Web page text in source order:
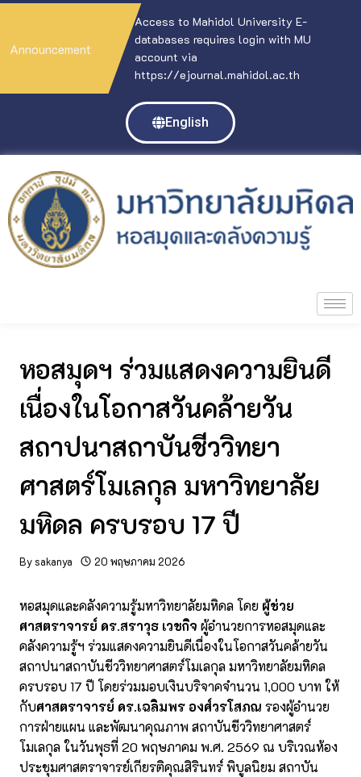
Announcement
Access to Mahidol University E-
databases requires login with MU
account via
https://ejournal.mahidol.ac.th
English
หอสมุดฯ ร่วมแสดงความยินดี
เนื่องในโอกาสวันคล้ายวัน
สถาปนาสถาบันชีววิทยา
ศาสตร์โมเลกุล มหาวิทยาลัย
มหิดล ครบรอบ 17 ปี
By sakanya 20 พฤษภาคม 2026
หอสมุดและคลังความรู้มหาวิทยาลัยมหิดล โดย ผู้ช่วย
ศาสตราจารย์ ดร.สราวุธ เวชกิจ ผู้อำนวยการหอสมุดและ
คลังความรู้ฯ ร่วมแสดงความยินดีเนื่องในโอกาสวันคล้ายวัน
สถาปนาสถาบันชีววิทยาศาสตร์โมเลกุล มหาวิทยาลัยมหิดล
ครบรอบ 17 ปี โดยร่วมมอบเงินบริจาคจำนวน 1,000 บาท ให้
กับศาสตราจารย์ ดร.เฉลิมพร องศ์วรโสภณ รองผู้อำนวย
การฝ่ายแผน และพัฒนาคุณภาพ สถาบันชีววิทยาศาสตร์
โมเลกุล ในวันพุธที่ 20 พฤษภาคม พ.ศ. 2569 ณ บริเวณห้อง
ประชุมศาสตราจารย์เกียรติคุณสิรินทร์ พิบูลนิยม สถาบัน